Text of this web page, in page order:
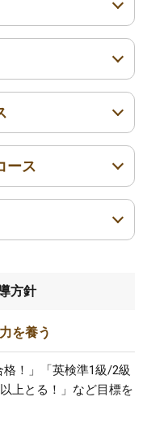
浪人生
ース
方針
を養う
！」「英検準1級/2級
上とる！」など目標を